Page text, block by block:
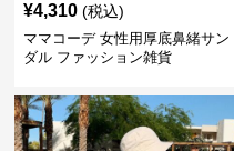
¥4,310 (税込)
ママコーデ 女性用厚底鼻緒サン
ダル ファッション雑貨